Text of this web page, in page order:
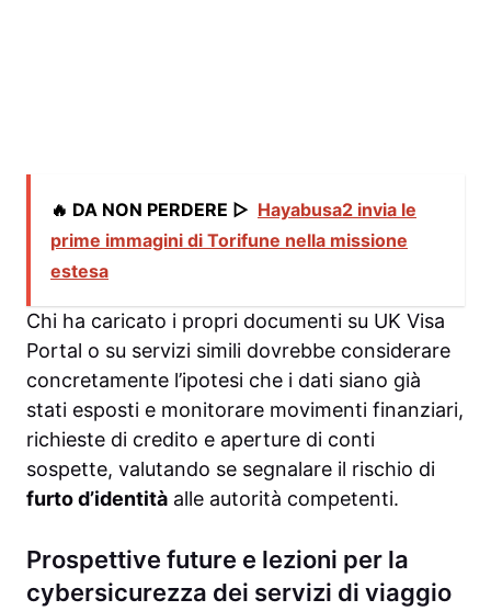
🔥 DA NON PERDERE ▷ Hayabusa2 invia le
prime immagini di Torifune nella missione
estesa
Chi ha caricato i propri documenti su UK Visa
Portal o su servizi simili dovrebbe considerare
concretamente l’ipotesi che i dati siano già
stati esposti e monitorare movimenti finanziari,
richieste di credito e aperture di conti
sospette, valutando se segnalare il rischio di
furto d’identità alle autorità competenti.
Prospettive future e lezioni per la
cybersicurezza dei servizi di viaggio